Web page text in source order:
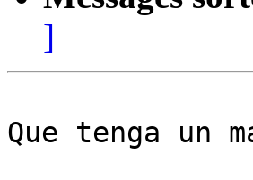
]
Que tenga un